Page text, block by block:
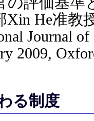
Xin He准教
Journal
2009,
る制度